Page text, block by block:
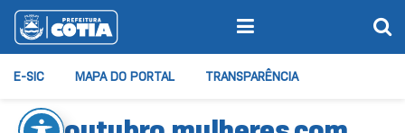
E-SIC MAPA DO PORTAL TRANSPARÊNCIA